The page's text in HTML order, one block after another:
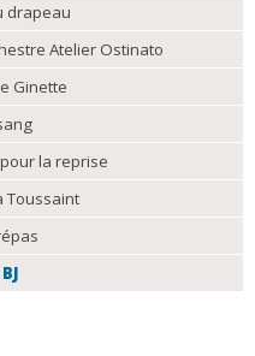
drapeau
Atelier Ostinato
Ginette
la reprise
Toussaint